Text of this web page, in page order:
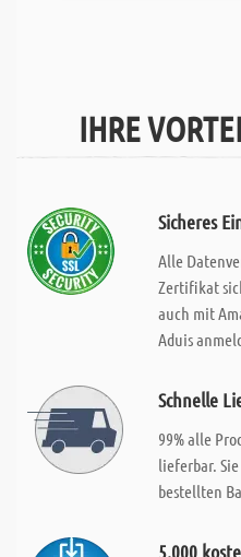
IHRE
Sicheres
Alle
Zertifikat
auch mit
Aduis
Schnelle
99% alle
lieferbar.
bestellten
5.000